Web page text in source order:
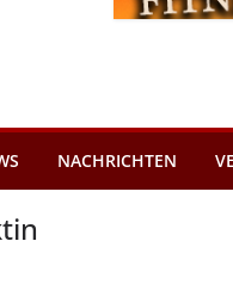
NACHRICHTEN